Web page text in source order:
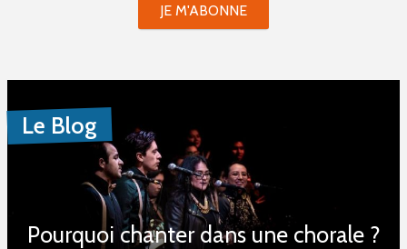
JE M'ABONNE
Le Blog
Pourquoi chanter dans une chorale ?